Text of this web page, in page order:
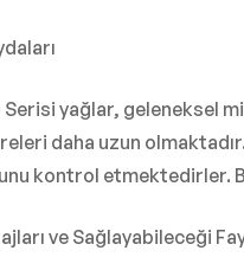
yağlar, geleneksel
daha uzun
kontrol etmektedirler.
ve Sağlayabileceği